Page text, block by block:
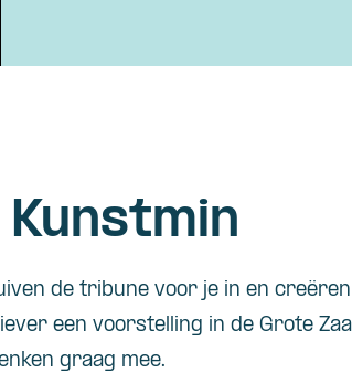
de tribune voor je in en
een voorstelling in de Grote
graag mee.